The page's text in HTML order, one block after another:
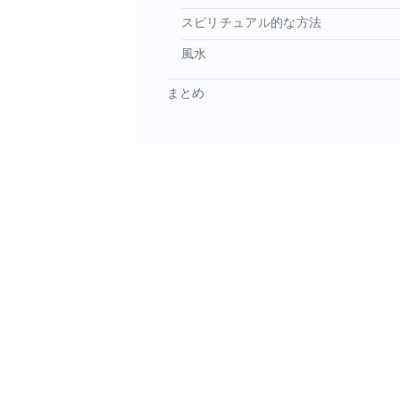
スピリチュアル的な方法
風水
まとめ